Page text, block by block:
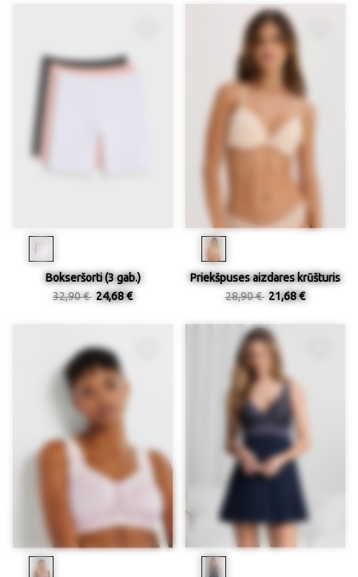
Bokseršorti (3 gab.)
32,90 € 24,68 €
Priekšpuses aizdares krūšturis
28,90 € 21,68 €